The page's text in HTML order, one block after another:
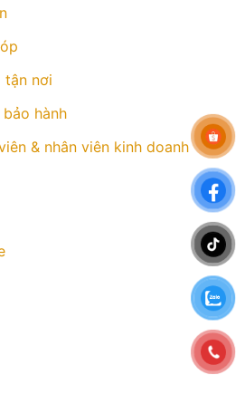
tận nơi
hành
& nhân viên kinh doanh